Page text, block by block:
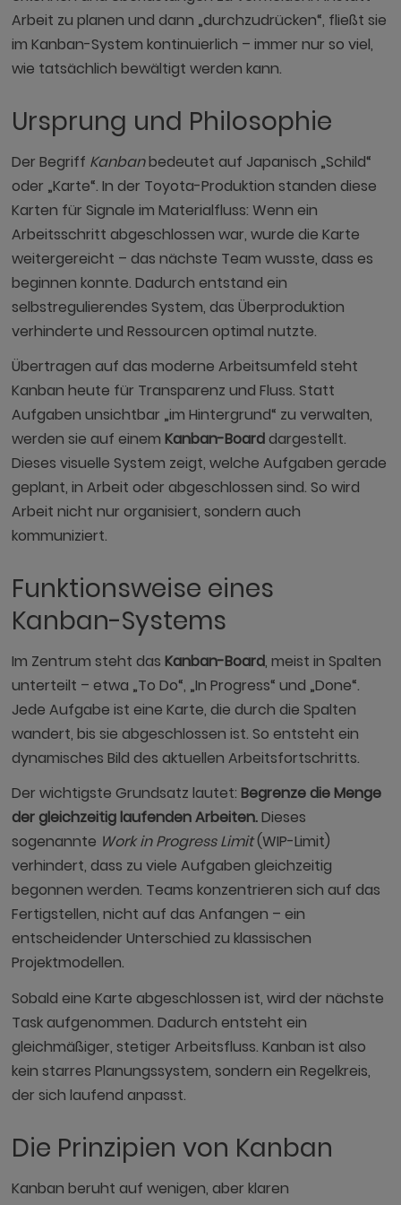
Arbeit zu planen und dann „durchzudrücken“, fließt sie
im Kanban-System kontinuierlich – immer nur so viel,
wie tatsächlich bewältigt werden kann.
Ursprung und Philosophie
Der Begriff Kanbanbedeutet auf Japanisch „Schild“
oder „Karte“. In der Toyota-Produktion standen diese
Karten für Signale im Materialfluss: Wenn ein
Arbeitsschritt abgeschlossen war, wurde die Karte
weitergereicht – das nächste Team wusste, dass es
beginnen konnte. Dadurch entstand ein
selbstregulierendes System, das Überproduktion
verhinderte und Ressourcen optimal nutzte.
Übertragen auf das moderne Arbeitsumfeld steht
Kanban heute für Transparenz und Fluss. Statt
Aufgaben unsichtbar „im Hintergrund“ zu verwalten,
werden sie auf einem Kanban-Boarddargestellt.
Dieses visuelle System zeigt, welche Aufgaben gerade
geplant, in Arbeit oder abgeschlossen sind. So wird
Arbeit nicht nur organisiert, sondern auch
kommuniziert.
Funktionsweise eines
Kanban-Systems
Im Zentrum steht das Kanban-Board, meist in Spalten
unterteilt – etwa „To Do“, „In Progress“ und „Done“.
Jede Aufgabe ist eine Karte, die durch die Spalten
wandert, bis sie abgeschlossen ist. So entsteht ein
dynamisches Bild des aktuellen Arbeitsfortschritts.
Der wichtigste Grundsatz lautet: Begrenze die Menge
der gleichzeitig laufenden Arbeiten.Dieses
sogenannte Work in Progress Limit(WIP-Limit)
verhindert, dass zu viele Aufgaben gleichzeitig
begonnen werden. Teams konzentrieren sich auf das
Fertigstellen, nicht auf das Anfangen – ein
entscheidender Unterschied zu klassischen
Projektmodellen.
Sobald eine Karte abgeschlossen ist, wird der nächste
Task aufgenommen. Dadurch entsteht ein
gleichmäßiger, stetiger Arbeitsfluss. Kanban ist also
kein starres Planungssystem, sondern ein Regelkreis,
der sich laufend anpasst.
Die Prinzipien von Kanban
Kanban beruht auf wenigen, aber klaren